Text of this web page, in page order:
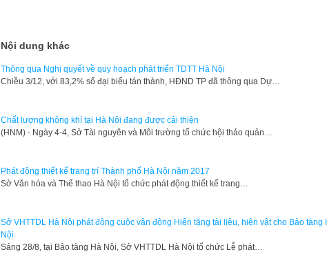
Nội dung khác
Thông qua Nghị quyết về quy hoạch phát triển TDTT Hà Nội
​Chiều 3/12, với 83,2% số đại biểu tán thành, HĐND TP đã thông qua Dự…
Chất lượng không khí tại Hà Nội đang được cải thiện
(HNM) - Ngày 4-4, Sở Tài nguyên và Môi trường tổ chức hội thảo quản…
Phát động thiết kế trang trí Thành phố Hà Nội năm 2017
Sở Văn hóa và Thể thao Hà Nội tổ chức phát động thiết kế trang…
Sở VHTTDL Hà Nội phát động cuộc vận động Hiến tặng tài liệu, hiện vật cho Bảo tàng
Nội
​Sáng 28/8, tại Bảo tàng Hà Nội, Sở VHTTDL Hà Nội tổ chức Lễ phát…